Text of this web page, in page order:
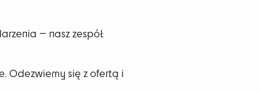
— nasz zespół
Odezwiemy się z ofertą i